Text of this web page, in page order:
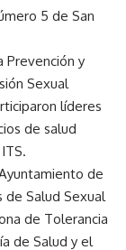
5 de San
Prevención y
Sexual
líderes
de salud
de
de Salud Sexual
de Tolerancia
de Salud y el